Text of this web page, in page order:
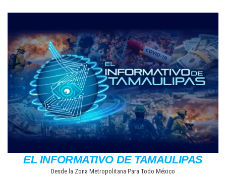
contenido
EL INFORMATIVO DE TAMAULIPAS
Desde la Zona Metropolitana Para Todo México